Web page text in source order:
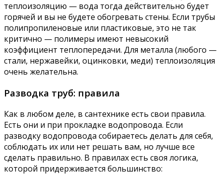
теплоизоляцию — вода тогда действительно будет
горячей и вы не будете обогревать стены. Если трубы
полипропиленовые или пластиковые, это не так
критично — полимеры имеют невысокий
коэффициент теплопередачи. Для металла (любого —
стали, нержавейки, оцинковки, меди) теплоизоляция
очень желательна.
Разводка труб: правила
Как в любом деле, в сантехнике есть свои правила.
Есть они и при прокладке водопровода. Если
разводку водопровода собираетесь делать для себя,
соблюдать их или нет решать вам, но лучше все
сделать правильно. В правилах есть своя логика,
которой придерживается большинство: